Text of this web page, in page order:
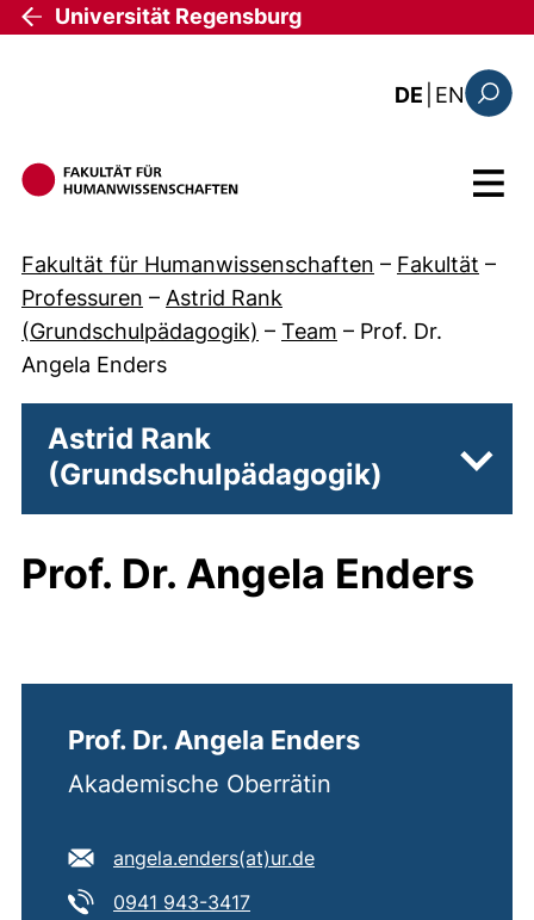
Direkt zum Inhalt
Universität Regensburg
DE EN: the
Menü
Fakultät für Humanwissenschaften – Fakultät –
Professuren – Astrid Rank
(Grundschulpädagogik) – Team – Prof. Dr.
Angela Enders
Astrid Rank
(Grundschulpädagogik)
Prof. Dr. Angela Enders
Prof. Dr. Angela Enders
Akademische Oberrätin
E-Mail Adresse:
angela.enders​(at)​ur.de(öffnet Ihr E-Mail-
Tel:
0941 943-3417(startet einen Telefonanruf,